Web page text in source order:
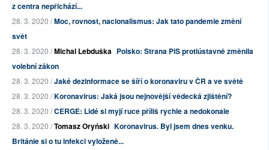
z centra nepřichází...
28. 3. 2020 /Moc, rovnost, nacionalismus: Jak tato pandemie změní
svět
28. 3. 2020 /Michal Lebduška Polsko: Strana PiS protiústavně změnila
volební zákon
28. 3. 2020 /Jaké dezinformace se šíří o koronaviru v ČR a ve světě
28. 3. 2020 /Koronavirus: Jaká jsou nejnovější vědecká zjištění?
28. 3. 2020 /CERGE: Lidé si myjí ruce příliš rychle a nedokonale
28. 3. 2020 /Tomasz Oryński Koronavirus. Byl jsem dnes venku.
Británie si o tu infekci vyloženě...